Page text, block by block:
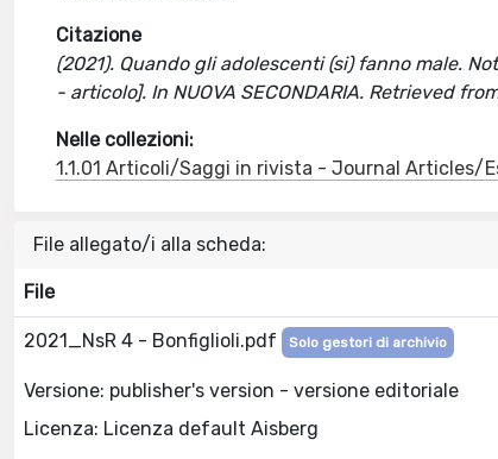
Citazione
(2021). Quando gli adolescenti (si) fanno male.
- articolo]. In NUOVA SECONDARIA. Retrieved
Nelle collezioni:
1.1.01 Articoli/Saggi in rivista - Journal Articles/
File allegato/i alla scheda:
File
2021_NsR 4 - Bonfiglioli.pdf Solo gestori di archivio
Versione: publisher's version - versione editoriale
Licenza: Licenza default Aisberg